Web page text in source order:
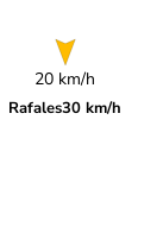
20 km/h
Rafales30 km/h